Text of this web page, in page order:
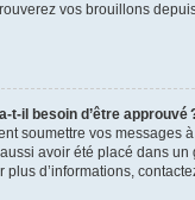
vos brouillons
t-il besoin d’être approuvé
soumettre vos messages
avoir été placé dans un
d’informations,